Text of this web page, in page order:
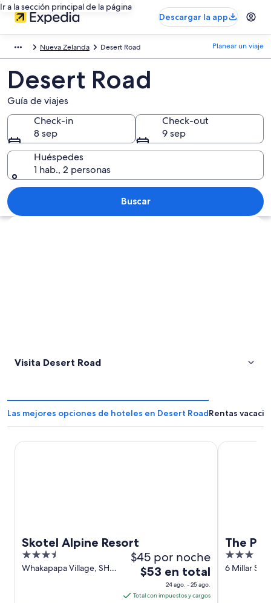
Ir a la sección principal de la página
Descargar la app
Nueva Zelanda Desert Road Planear un viaje
Desert Road
Guía de viajes
Check-in
8 sep
Check-out
9 sep
Huéspedes
1 hab., 2 personas
Buscar
Explorar mapa
Visita Desert Road
Las mejores opciones de hoteles en Desert RoadRentas
Skotel Alpine Resort
3.5
out
Whakapapa Village, SH
$45 por noche
El
precio
es
$53 en total
24 ago. - 25 ago.
Total con impuestos y cargos
Skotel Alpine Resort
The
3
out
6 Millar
The Park